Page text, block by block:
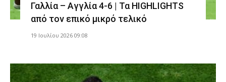
Γαλλία – Αγγλία 4-6 | Τα HIGHLIGHTS
από τον επικό μικρό τελικό
19 Ιουλίου 2026 09:08